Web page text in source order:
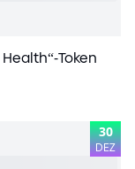
-Token
30
DEZ